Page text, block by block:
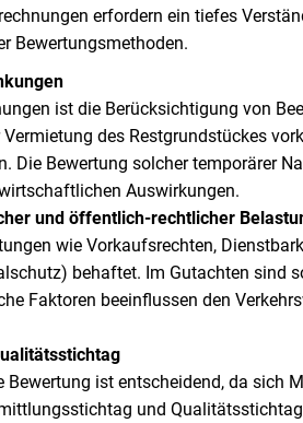
erfordern ein tiefes
Bewertungsmethoden.
ist die Berücksichtigung von
des Restgrundstückes
Die Bewertung solcher temporärer
Auswirkungen.
und öffentlich-rechtlicher
wie Vorkaufsrechten,
behaftet. Im Gutachten sind
Faktoren beeinflussen den
ist entscheidend, da sich
und